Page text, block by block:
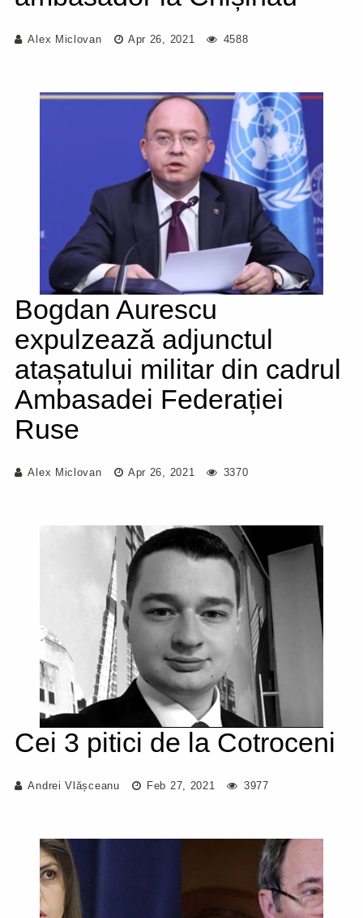
Alex Miclovan Apr 26, 2021 4588
Bogdan Aurescu
expulzează adjunctul
atașatului militar din cadrul
Ambasadei Federației
Ruse
Alex Miclovan Apr 26, 2021 3370
Cei 3 pitici de la Cotroceni
Andrei Vlășceanu Feb 27, 2021 3977